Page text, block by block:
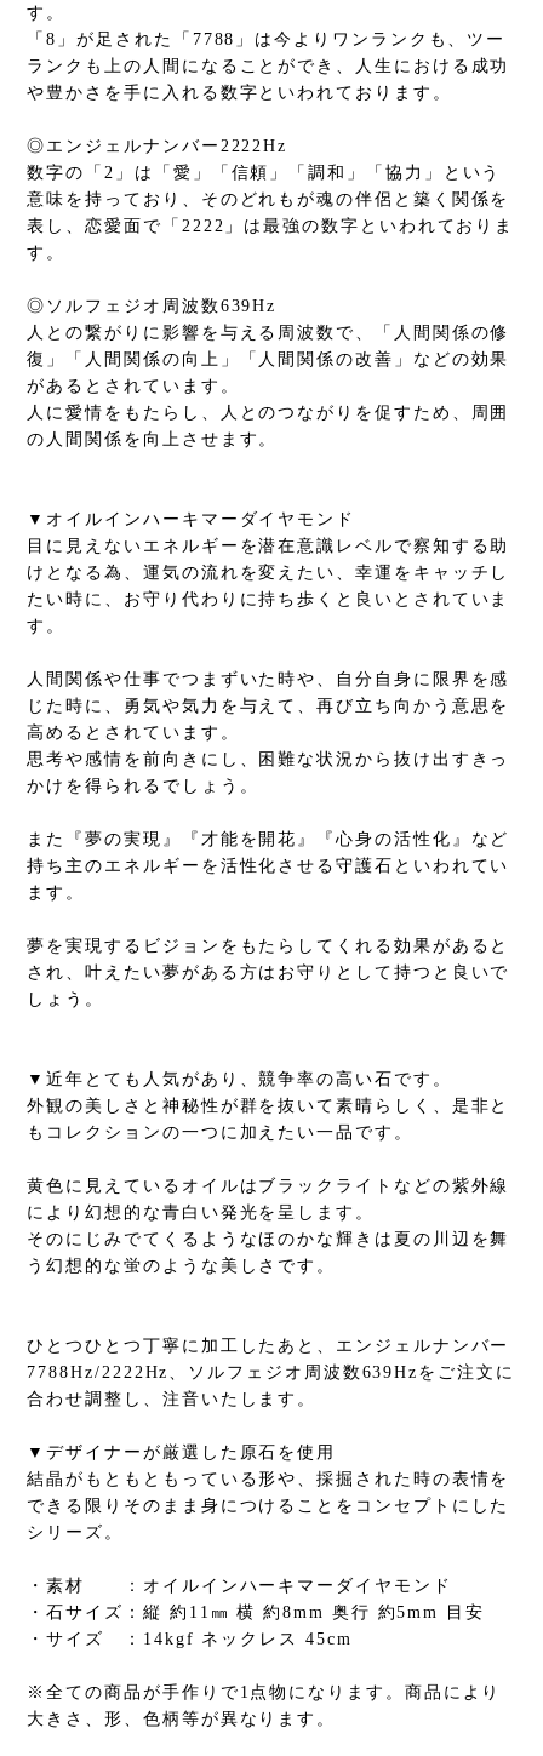
す。
「8」が足された「7788」は今よりワンランクも、ツー
ランクも上の人間になることができ、人生における成功
や豊かさを手に入れる数字といわれております。
◎エンジェルナンバー2222Hz
数字の「2」は「愛」「信頼」「調和」「協力」という
意味を持っており、そのどれもが魂の伴侶と築く関係を
表し、恋愛面で「2222」は最強の数字といわれておりま
す。
◎ソルフェジオ周波数639Hz
人との繋がりに影響を与える周波数で、「人間関係の修
復」「人間関係の向上」「人間関係の改善」などの効果
があるとされています。
人に愛情をもたらし、人とのつながりを促すため、周囲
の人間関係を向上させます。
▼オイルインハーキマーダイヤモンド
目に見えないエネルギーを潜在意識レベルで察知する助
けとなる為、運気の流れを変えたい、幸運をキャッチし
たい時に、お守り代わりに持ち歩くと良いとされていま
す。
人間関係や仕事でつまずいた時や、自分自身に限界を感
じた時に、勇気や気力を与えて、再び立ち向かう意思を
高めるとされています。
思考や感情を前向きにし、困難な状況から抜け出すきっ
かけを得られるでしょう。
また『夢の実現』『才能を開花』『心身の活性化』など
持ち主のエネルギーを活性化させる守護石といわれてい
ます。
夢を実現するビジョンをもたらしてくれる効果があると
され、叶えたい夢がある方はお守りとして持つと良いで
しょう。
▼近年とても人気があり、競争率の高い石です。
外観の美しさと神秘性が群を抜いて素晴らしく、是非と
もコレクションの一つに加えたい一品です。
黄色に見えているオイルはブラックライトなどの紫外線
により幻想的な青白い発光を呈します。
そのにじみでてくるようなほのかな輝きは夏の川辺を舞
う幻想的な蛍のような美しさです。
ひとつひとつ丁寧に加工したあと、エンジェルナンバー
7788Hz/2222Hz、ソルフェジオ周波数639Hzをご注文に
合わせ調整し、注音いたします。
▼デザイナーが厳選した原石を使用
結晶がもともともっている形や、採掘された時の表情を
できる限りそのまま身につけることをコンセプトにした
シリーズ。
・素材 ：オイルインハーキマーダイヤモンド
・石サイズ：縦 約11㎜ 横 約8mm 奥行 約5mm 目安
・サイズ ：14kgf ネックレス 45cm
※全ての商品が手作りで1点物になります。商品により
大きさ、形、色柄等が異なります。